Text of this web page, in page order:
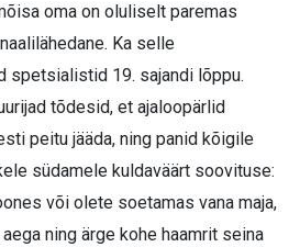
oma on oluliselt paremas
Ka selle
spetsialistid 19. sajandi lõppu.
tõdesid, et ajaloopärlid
peitu jääda, ning panid kõigile
südamele kuldaväärt soovituse:
või olete soetamas vana maja,
ning ärge kohe haamrit seina